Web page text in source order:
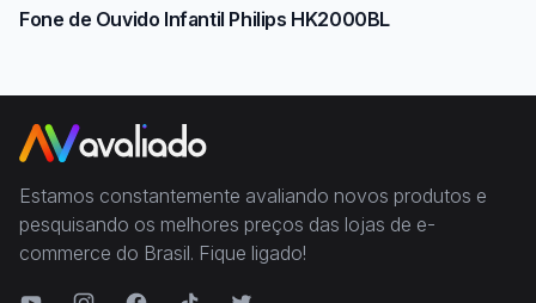
Fone de Ouvido Infantil Philips HK2000BL
Estamos constantemente avaliando novos produtos e
pesquisando os melhores preços das lojas de e-
commerce do Brasil. Fique ligado!